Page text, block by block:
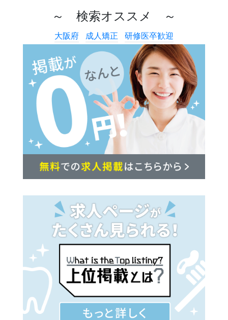
～ 検索オススメ ～
大阪府 成人矯正 研修医卒歓迎